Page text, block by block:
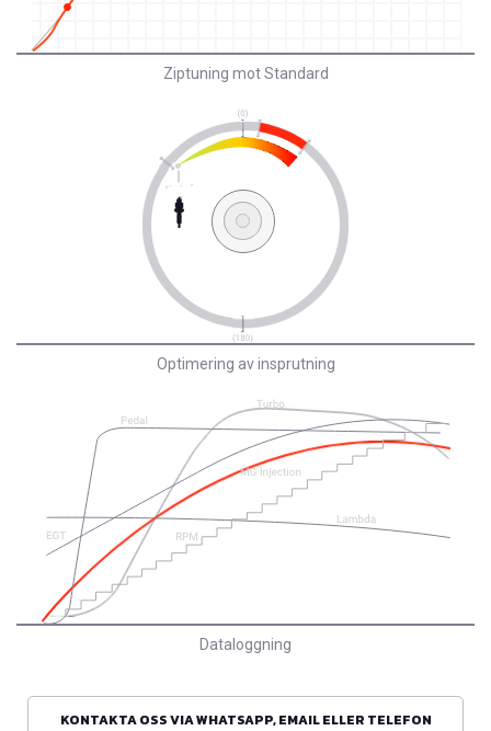
Ziptuning mot Standard
Optimering av insprutning
Dataloggning
KONTAKTA OSS VIA WHATSAPP, EMAIL ELLER TELEFON